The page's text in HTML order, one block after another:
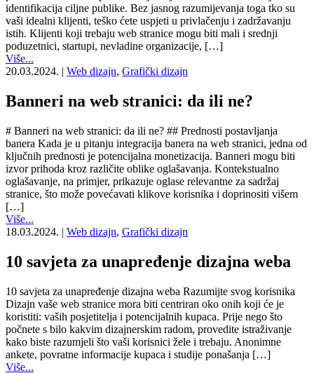
identifikacija ciljne publike. Bez jasnog razumijevanja toga tko su
vaši idealni klijenti, teško ćete uspjeti u privlačenju i zadržavanju
istih. Klijenti koji trebaju web stranice mogu biti mali i srednji
poduzetnici, startupi, nevladine organizacije, […]
Više...
20.03.2024. | Web dizajn, Grafički dizajn
Banneri na web stranici: da ili ne?
# Banneri na web stranici: da ili ne? ## Prednosti postavljanja
banera Kada je u pitanju integracija banera na web stranici, jedna od
ključnih prednosti je potencijalna monetizacija. Banneri mogu biti
izvor prihoda kroz različite oblike oglašavanja. Kontekstualno
oglašavanje, na primjer, prikazuje oglase relevantne za sadržaj
stranice, što može povećavati klikove korisnika i doprinositi višem
[…]
Više...
18.03.2024. | Web dizajn, Grafički dizajn
10 savjeta za unapređenje dizajna weba
10 savjeta za unapređenje dizajna weba Razumijte svog korisnika
Dizajn vaše web stranice mora biti centriran oko onih koji će je
koristiti: vaših posjetitelja i potencijalnih kupaca. Prije nego što
počnete s bilo kakvim dizajnerskim radom, provedite istraživanje
kako biste razumjeli što vaši korisnici žele i trebaju. Anonimne
ankete, povratne informacije kupaca i studije ponašanja […]
Više...